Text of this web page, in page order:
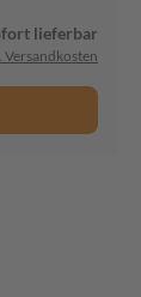
lieferbar
Versandkosten